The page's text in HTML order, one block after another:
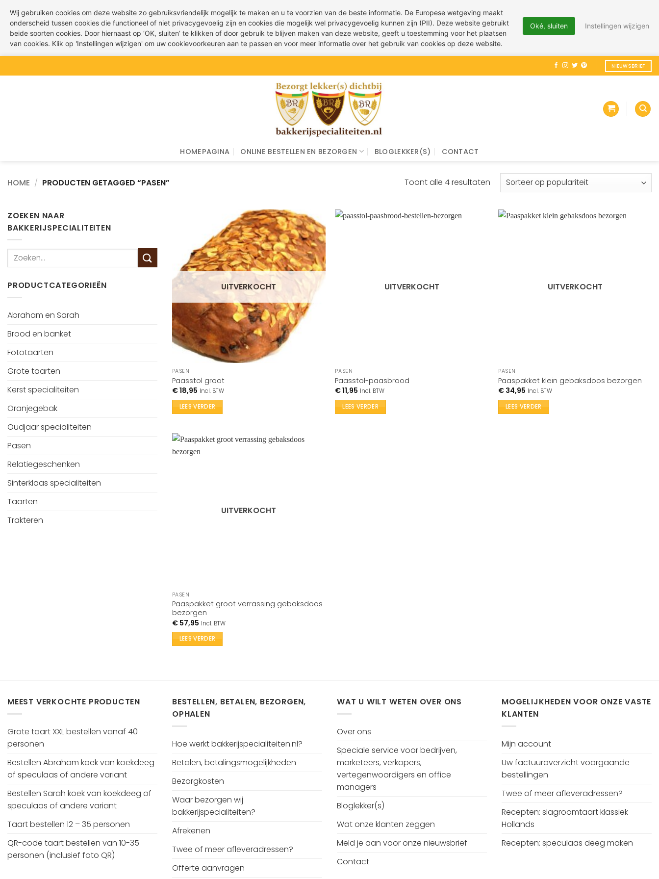
naar
NIEUWSBRIEF
HOMEPAGINA ONLINE BESTELLEN EN BEZORGEN BLOGLEKKER(S) CONTACT
HOME / PRODUCTEN GETAGGED “PASEN” Toont alle 4 resultatenGesorteerd
op
ZOEKEN NAAR
BAKKERIJSPECIALITEITEN
PRODUCTCATEGORIEËN
Abraham en Sarah
Brood en banket
Fototaarten
Grote taarten
Kerst specialiteiten
Oranjegebak
Oudjaar specialiteiten
Pasen
Relatiegeschenken
Sinterklaas specialiteiten
Taarten
Trakteren
UITVERKOCHT
PASEN
Paasstol groot
€18,95 Incl. BTW
LEES VERDER
UITVERKOCHT
PASEN
Paasstol-paasbrood
€11,95 Incl. BTW
LEES VERDER
UITVERKOCHT
PASEN
Paaspakket klein gebaksdoos bezorgen
€ 34,95 Incl. BTW
LEES VERDER
UITVERKOCHT
PASEN
Paaspakket groot verrassing gebaksdoos
bezorgen
€57,95 Incl. BTW
LEES VERDER
MEEST VERKOCHTE PRODUCTEN
Grote taart XXL bestellen vanaf 40
personen
Bestellen Abraham koek van koekdeeg
of speculaas of andere variant
Bestellen Sarah koek van koekdeeg of
speculaas of andere variant
Taart bestellen 12 – 35 personen
QR-code taart bestellen van 10-35
personen (inclusief foto QR)
BESTELLEN, BETALEN, BEZORGEN,
OPHALEN
Hoe werkt bakkerijspecialiteiten.nl?
Betalen, betalingsmogelijkheden
Bezorgkosten
Waar bezorgen wij
bakkerijspecialiteiten?
Afrekenen
Twee of meer afleveradressen?
Offerte aanvragen
WAT U WILT WETEN OVER ONS
Over ons
Speciale service voor bedrijven,
marketeers, verkopers,
vertegenwoordigers en office
managers
Bloglekker(s)
Wat onze klanten zeggen
Meld je aan voor onze nieuwsbrief
Contact
MOGELIJKHEDEN VOOR ONZE VASTE
KLANTEN
Mijn account
Uw factuuroverzicht voorgaande
bestellingen
Twee of meer afleveradressen?
Recepten: slagroomtaart klassiek
Hollands
Recepten: speculaas deeg maken
Wij gebruiken cookies om deze website zo gebruiksvriendelijk mogelijk te maken en u te voorzien van de beste informatie. De Europese wetgeving maakt
onderscheid tussen cookies die functioneel of niet privacygevoelig zijn en cookies die mogelijk wel privacygevoelig kunnen zijn (PII). Deze website gebruikt
beide soorten cookies. Door hiernaast op ‘OK, sluiten’ te klikken of door gebruik te blijven maken van deze website, geeft u toestemming voor het plaatsen
van cookies. Klik op 'Instellingen wijzigen' om uw cookievoorkeuren aan te passen en voor meer informatie over het gebruik van cookies op deze website.
Oké, sluiten Instellingen wijzigen